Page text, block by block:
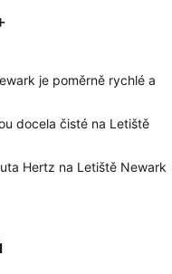
je poměrně rychlé a
docela čisté na Letiště
Hertz na Letiště Newark